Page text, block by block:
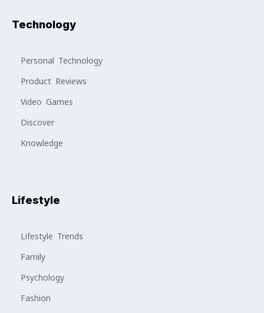
Technology
Personal Technology
Product Reviews
Video Games
Discover
Knowledge
Lifestyle
Lifestyle Trends
Family
Psychology
Fashion